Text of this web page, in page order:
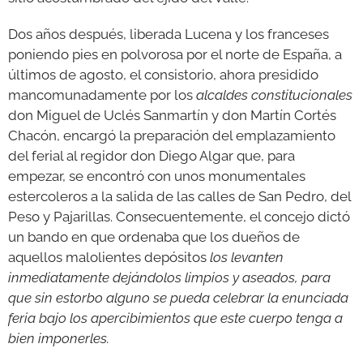
Dos años después, liberada Lucena y los franceses
poniendo pies en polvorosa por el norte de España, a
últimos de agosto, el consistorio, ahora presidido
mancomunadamente por los alcaldes constitucionales
don Miguel de Uclés Sanmartín y don Martín Cortés
Chacón, encargó la preparación del emplazamiento
del ferial al regidor don Diego Algar que, para
empezar, se encontró con unos monumentales
estercoleros a la salida de las calles de San Pedro, del
Peso y Pajarillas. Consecuentemente, el concejo dictó
un bando en que ordenaba que los dueños de
aquellos malolientes depósitos los levanten
inmediatamente dejándolos limpios y aseados, para
que sin estorbo alguno se pueda celebrar la enunciada
feria bajo los apercibimientos que este cuerpo tenga a
bien imponerles.